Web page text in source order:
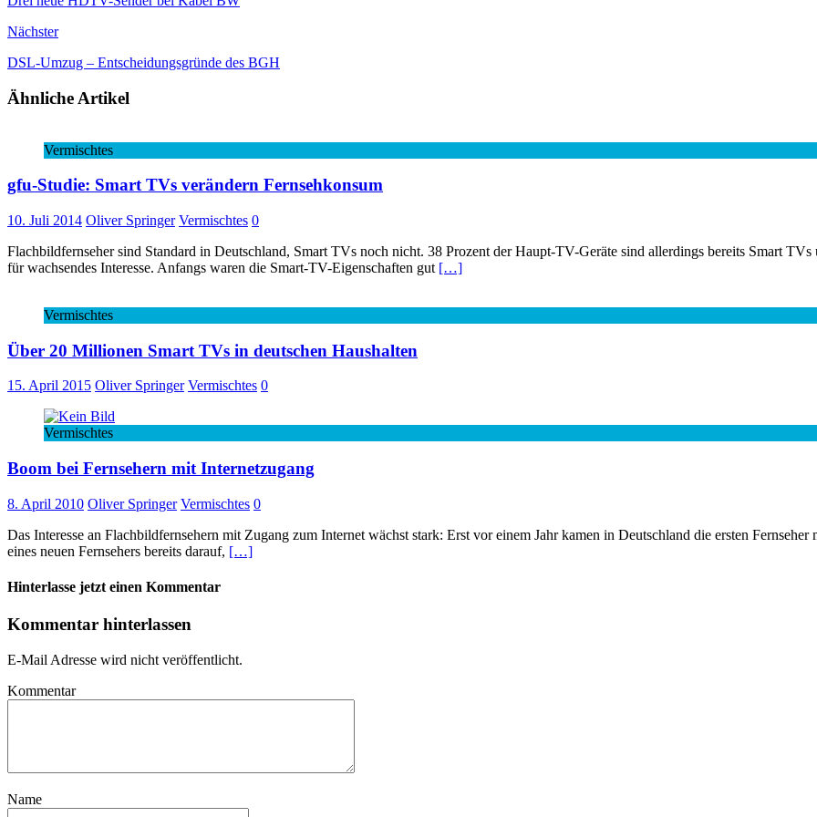
Nächster
DSL-Umzug – Entscheidungsgründe des BGH
Ähnliche Artikel
Vermischtes
gfu-Studie: Smart TVs verändern Fernsehkonsum
10. Juli 2014 Oliver Springer Vermischtes 0
Flachbildfernseher sind Standard in Deutschland, Smart TVs noch nicht. 38 Prozent der Haupt-TV-Geräte sind allerdings bereits Smart
für wachsendes Interesse. Anfangs waren die Smart-TV-Eigenschaften gut […]
Vermischtes
Über 20 Millionen Smart TVs in deutschen Haushalten
15. April 2015 Oliver Springer Vermischtes 0
Vermischtes
Boom bei Fernsehern mit Internetzugang
8. April 2010 Oliver Springer Vermischtes 0
Das Interesse an Flachbildfernsehern mit Zugang zum Internet wächst stark: Erst vor einem Jahr kamen in Deutschland die ersten
eines neuen Fernsehers bereits darauf, […]
Hinterlasse jetzt einen Kommentar
Kommentar hinterlassen
E-Mail Adresse wird nicht veröffentlicht.
Kommentar
Name